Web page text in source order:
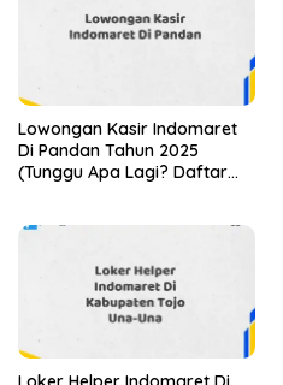
Lowongan Kasir Indomaret
Di Pandan Tahun 2025
(Tunggu Apa Lagi? Daftar